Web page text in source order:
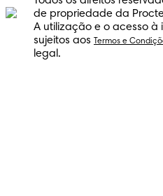
de propriedade da
A utilização e o acesso
sujeitos aos
Termos e
legal.